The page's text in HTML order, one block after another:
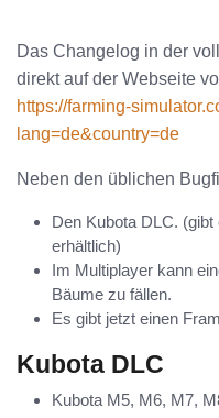
Das Changelog in der
direkt auf der Webseite
https://farming-
lang=de&country=de
Neben den üblichen
Den Kubota DLC.
erhältlich)
Im Multiplayer kann
Bäume zu fällen.
Es gibt jetzt einen
Kubota DLC
Kubota M5, M6, M7,